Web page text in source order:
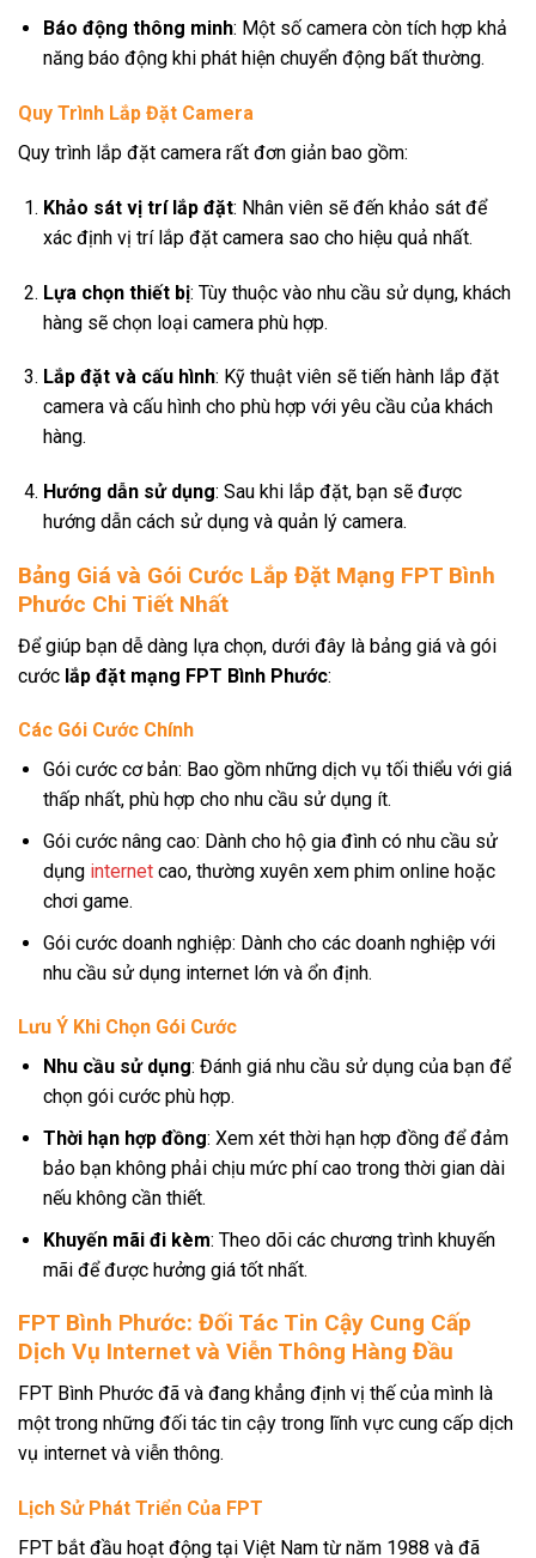
Báo động thông minh: Một số camera còn tích hợp khả
năng báo động khi phát hiện chuyển động bất thường.
Quy Trình Lắp Đặt Camera
Quy trình lắp đặt camera rất đơn giản bao gồm:
Khảo sát vị trí lắp đặt: Nhân viên sẽ đến khảo sát để
xác định vị trí lắp đặt camera sao cho hiệu quả nhất.
Lựa chọn thiết bị: Tùy thuộc vào nhu cầu sử dụng, khách
hàng sẽ chọn loại camera phù hợp.
Lắp đặt và cấu hình: Kỹ thuật viên sẽ tiến hành lắp đặt
camera và cấu hình cho phù hợp với yêu cầu của khách
hàng.
Hướng dẫn sử dụng: Sau khi lắp đặt, bạn sẽ được
hướng dẫn cách sử dụng và quản lý camera.
Bảng Giá và Gói Cước Lắp Đặt Mạng FPT Bình
Phước Chi Tiết Nhất
Để giúp bạn dễ dàng lựa chọn, dưới đây là bảng giá và gói
cước lắp đặt mạng FPT Bình Phước:
Các Gói Cước Chính
Gói cước cơ bản: Bao gồm những dịch vụ tối thiểu với giá
thấp nhất, phù hợp cho nhu cầu sử dụng ít.
Gói cước nâng cao: Dành cho hộ gia đình có nhu cầu sử
dụng internetcao, thường xuyên xem phim online hoặc
chơi game.
Gói cước doanh nghiệp: Dành cho các doanh nghiệp với
nhu cầu sử dụng internet lớn và ổn định.
Lưu Ý Khi Chọn Gói Cước
Nhu cầu sử dụng: Đánh giá nhu cầu sử dụng của bạn để
chọn gói cước phù hợp.
Thời hạn hợp đồng: Xem xét thời hạn hợp đồng để đảm
bảo bạn không phải chịu mức phí cao trong thời gian dài
nếu không cần thiết.
Khuyến mãi đi kèm: Theo dõi các chương trình khuyến
mãi để được hưởng giá tốt nhất.
FPT Bình Phước: Đối Tác Tin Cậy Cung Cấp
Dịch Vụ Internet và Viễn Thông Hàng Đầu
FPT Bình Phước đã và đang khẳng định vị thế của mình là
một trong những đối tác tin cậy trong lĩnh vực cung cấp dịch
vụ internet và viễn thông.
Lịch Sử Phát Triển Của FPT
FPT bắt đầu hoạt động tại Việt Nam từ năm 1988 và đã